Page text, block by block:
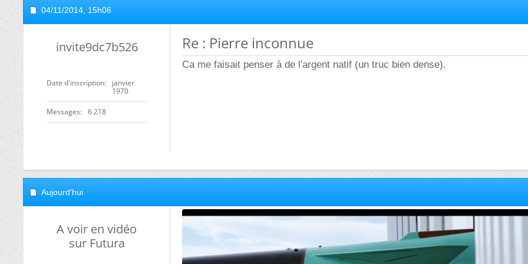
04/11/2014, 15h06
invite9dc7b526
Date d'inscription
janvier
1970
Messages 6 218
Re : Pierre inconnue
Ca me faisait penser à de l'argent natif (un truc bien dense).
Aujourd'hui
A voir en vidéo
sur Futura